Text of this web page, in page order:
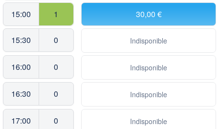
15:00 1 30,00 €
15:30 0 Indisponible
16:00 0 Indisponible
16:30 0 Indisponible
17:00 0 Indisponible